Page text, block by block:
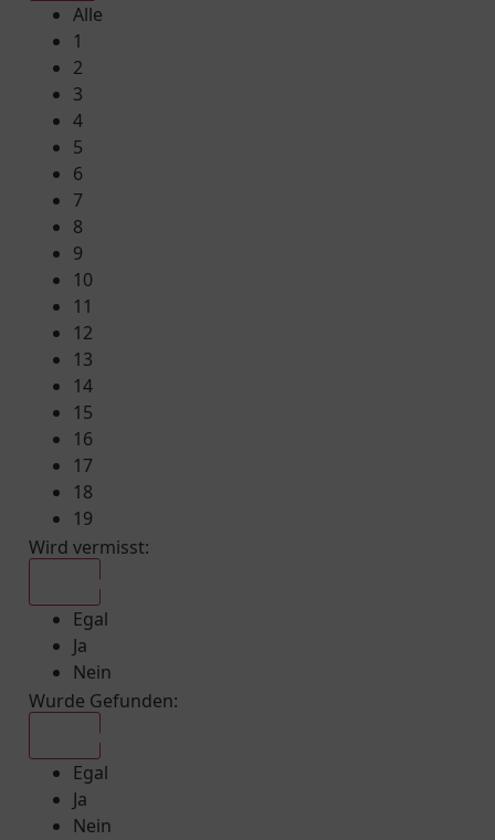
Alle
1
2
3
4
5
6
7
8
9
10
11
12
13
14
15
16
17
18
19
Wird vermisst:
Egal
Ja
Nein
Wurde Gefunden:
Egal
Ja
Nein